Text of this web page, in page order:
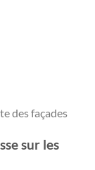
des façades
sur les